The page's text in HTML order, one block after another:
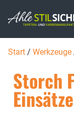
Start / Werkzeuge
Storch
Einsätze